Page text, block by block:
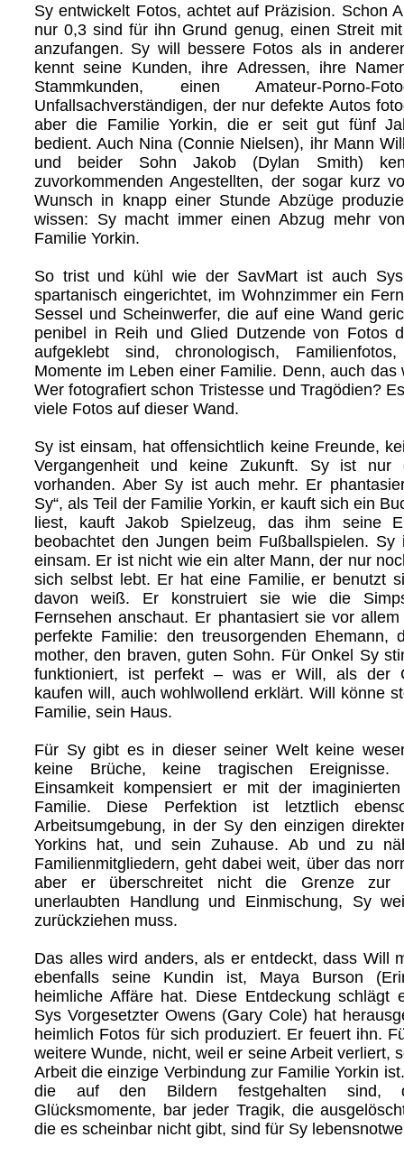
Sy entwickelt Fotos, achtet auf Präzision. Schon
nur 0,3 sind für ihn Grund genug, einen Streit
anzufangen. Sy will bessere Fotos als in
kennt seine Kunden, ihre Adressen, ihre
Stammkunden, einen Amateur-Porno-
Unfallsachverständigen, der nur defekte Autos
aber die Familie Yorkin, die er seit gut fünf
bedient. Auch Nina (Connie Nielsen), ihr Mann
und beider Sohn Jakob (Dylan Smith)
zuvorkommenden Angestellten, der sogar kurz
Wunsch in knapp einer Stunde Abzüge
wissen: Sy macht immer einen Abzug mehr
Familie Yorkin.
So trist und kühl wie der SavMart ist auch
spartanisch eingerichtet, im Wohnzimmer ein
Sessel und Scheinwerfer, die auf eine Wand
penibel in Reih und Glied Dutzende von Fotos
aufgeklebt sind, chronologisch,
Momente im Leben einer Familie. Denn, auch das
Wer fotografiert schon Tristesse und Tragödien?
viele Fotos auf dieser Wand.
Sy ist einsam, hat offensichtlich keine Freunde,
Vergangenheit und keine Zukunft. Sy ist nur
vorhanden. Aber Sy ist auch mehr. Er
Sy“, als Teil der Familie Yorkin, er kauft sich ein
liest, kauft Jakob Spielzeug, das ihm seine
beobachtet den Jungen beim Fußballspielen. Sy
einsam. Er ist nicht wie ein alter Mann, der nur
sich selbst lebt. Er hat eine Familie, er benutzt
davon weiß. Er konstruiert sie wie die
Fernsehen anschaut. Er phantasiert sie vor
perfekte Familie: den treusorgenden Ehemann,
mother, den braven, guten Sohn. Für Onkel Sy
funktioniert, ist perfekt – was er Will, als der
kaufen will, auch wohlwollend erklärt. Will könne
Familie, sein Haus.
Für Sy gibt es in dieser seiner Welt keine
keine Brüche, keine tragischen Ereignisse.
Einsamkeit kompensiert er mit der
Familie. Diese Perfektion ist letztlich
Arbeitsumgebung, in der Sy den einzigen
Yorkins hat, und sein Zuhause. Ab und zu
Familienmitgliedern, geht dabei weit, über das
aber er überschreitet nicht die Grenze zur
unerlaubten Handlung und Einmischung, Sy
zurückziehen muss.
Das alles wird anders, als er entdeckt, dass Will
ebenfalls seine Kundin ist, Maya Burson
heimliche Affäre hat. Diese Entdeckung schlägt
Sys Vorgesetzter Owens (Gary Cole) hat
heimlich Fotos für sich produziert. Er feuert ihn.
weitere Wunde, nicht, weil er seine Arbeit verliert,
Arbeit die einzige Verbindung zur Familie Yorkin
die auf den Bildern festgehalten sind,
Glücksmomente, bar jeder Tragik, die
die es scheinbar nicht gibt, sind für Sy